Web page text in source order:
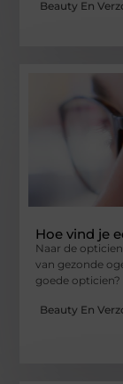
Beauty En
Hoe vind je
Naar de
van gezonde
goede opticien?
Beauty En